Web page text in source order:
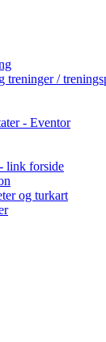
treninger /
- Eventor
link forside
og turkart